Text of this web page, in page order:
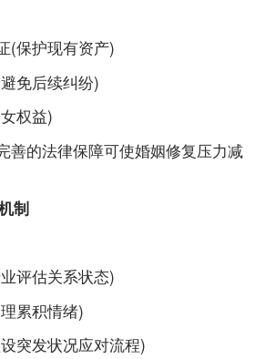
保护现有资产)
免后续纠纷)
权益)
的法律保障可使婚姻修复压力减
制
评估关系状态)
累积情绪)
发状况应对流程)